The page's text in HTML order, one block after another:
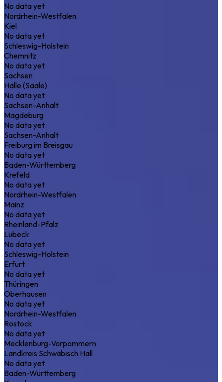
No data yet
Nordrhein-Westfalen
Kiel
No data yet
Schleswig-Holstein
Chemnitz
No data yet
Sachsen
Halle (Saale)
No data yet
Sachsen-Anhalt
Magdeburg
No data yet
Sachsen-Anhalt
Freiburg im Breisgau
No data yet
Baden-Württemberg
Krefeld
No data yet
Nordrhein-Westfalen
Mainz
No data yet
Rheinland-Pfalz
Lübeck
No data yet
Schleswig-Holstein
Erfurt
No data yet
Thüringen
Oberhausen
No data yet
Nordrhein-Westfalen
Rostock
No data yet
Mecklenburg-Vorpommern
Landkreis Schwäbisch Hall
No data yet
Baden-Württemberg